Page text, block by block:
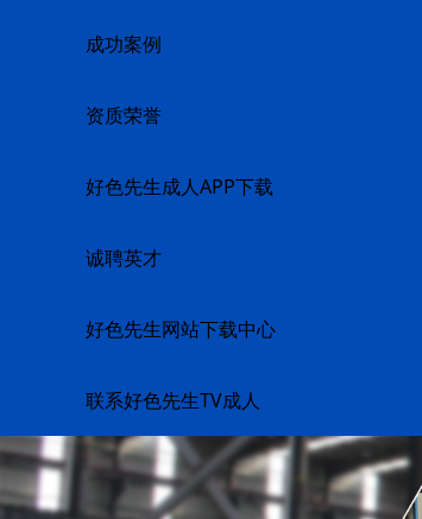
成功案例
资质荣誉
好色先生成人APP下载
诚聘英才
好色先生网站下载中心
联系好色先生TV成人